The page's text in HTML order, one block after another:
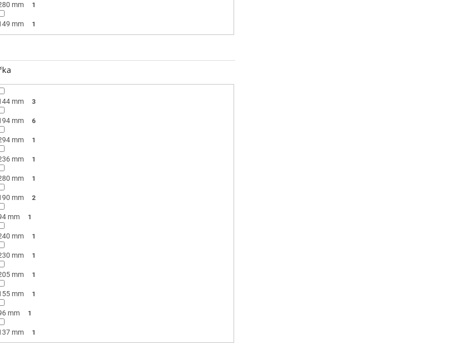
mm 1
mm 1
mm 3
mm 6
mm 1
mm 1
mm 1
mm 2
mm 1
mm 1
mm 1
mm 1
mm 1
mm 1
mm 1